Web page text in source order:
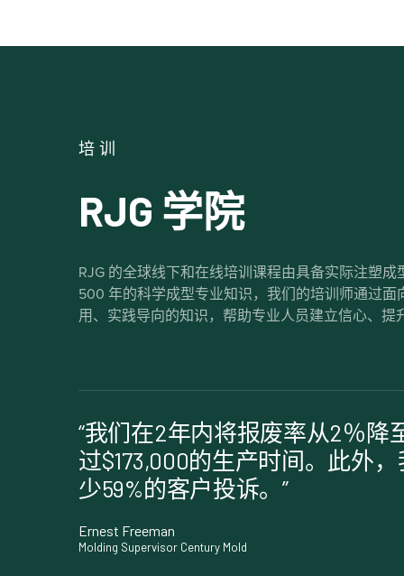
培训
RJG 学院
RJG 的全球线下和在线培训课程由具备实际注塑
500 年的科学成型专业知识，我们的培训师通过
用、实践导向的知识，帮助专业人员建立信心、提
“我们在2年内将报废率从2％降
过$173,000的生产时间。此外
少59%的客户投诉。”
Ernest Freeman
Molding Supervisor Century Mold